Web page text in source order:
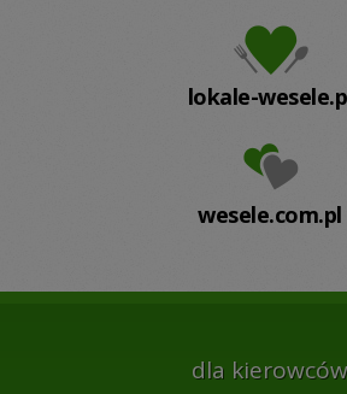
lokale-
wesele.com.pl
dla kierowców